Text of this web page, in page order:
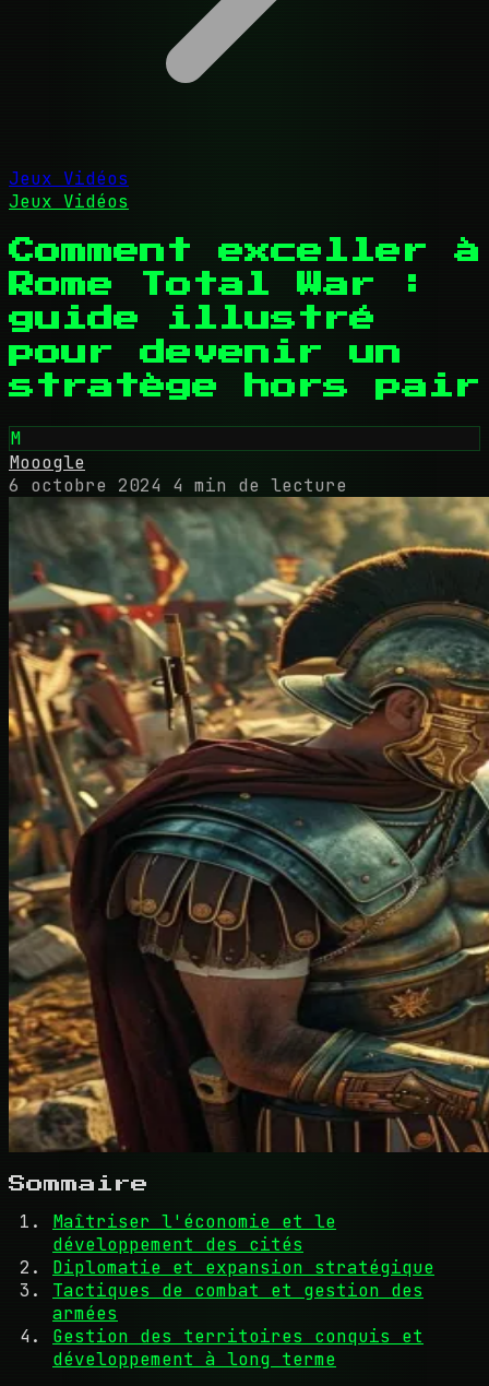
Jeux Vidéos
Jeux Vidéos
Comment exceller à
Rome Total War :
guide illustré
pour devenir un
stratège hors pair
M
Mooogle
6 octobre 2024 4 min de lecture
Sommaire
Maîtriser l'économie et le
développement des cités
Diplomatie et expansion stratégique
Tactiques de combat et gestion des
armées
Gestion des territoires conquis et
développement à long terme